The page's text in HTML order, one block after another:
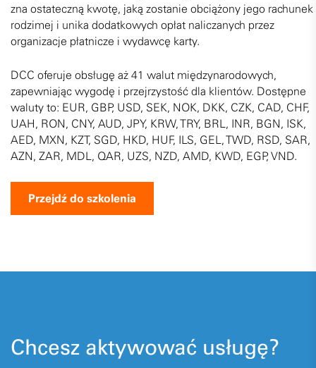
zna ostateczną kwotę, jaką zostanie obciążony jego
rodzimej i unika dodatkowych opłat naliczanych przez
organizacje płatnicze i wydawcę karty.
DCC oferuje obsługę aż 41 walut międzynarodowych,
zapewniając wygodę i przejrzystość dla klientów. Dostępne
waluty to: EUR, GBP, USD, SEK, NOK, DKK, CZK, CAD, CHF,
UAH, RON, CNY, AUD, JPY, KRW, TRY, BRL, INR, BGN, ISK,
AED, MXN, KZT, SGD, HKD, HUF, ILS, GEL, TWD, RSD, SAR,
AZN, ZAR, MDL, QAR, UZS, NZD, AMD, KWD, EGP, VND.
Przejdź do szkolenia
Chcesz aktywować usługę?